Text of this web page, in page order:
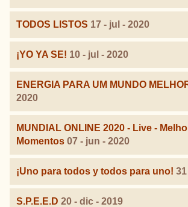
TODOS LISTOS 17 - jul - 2020
¡YO YA SE! 10 - jul - 2020
ENERGIA PARA UM MUNDO
2020
MUNDIAL ONLINE 2020 - Live -
Momentos 07 - jun - 2020
¡Uno para todos y todos para uno!
S.P.E.E.D 20 - dic - 2019